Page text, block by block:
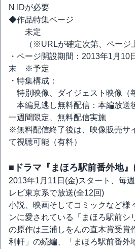
N IDが必要
◆作品特集ページ
未定
（※URLが確定次第、ページ上
・ページ開設期間：2013年1月10
末 ※予定
・特集構成：
特別映像、ダイジェスト映像（
本編見逃し無料配信：本編放送
一週間限定、無料配信実施
※無料配信終了後は、映像販売サ
て視聴可能（有料）
■ドラマ『まほろ駅前番外地
2013年1月11日(金)スタート、毎
レビ東京系で放送(全12回)
小説、映画そしてコミックなど様
ンに愛されている「まほろ駅前シ
の原作は三浦しをんの直木賞受賞
利軒」の続編、「まほろ駅前番外